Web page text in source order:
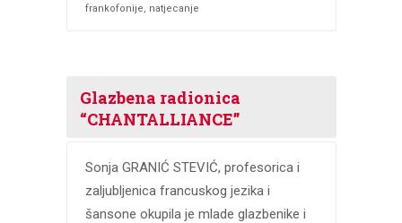
frankofonije, natjecanje
Glazbena radionica
“CHANTALLIANCE”
Sonja GRANIĆ STEVIĆ, profesorica i
zaljubljenica francuskog jezika i
šansone okupila je mlade glazbenike i